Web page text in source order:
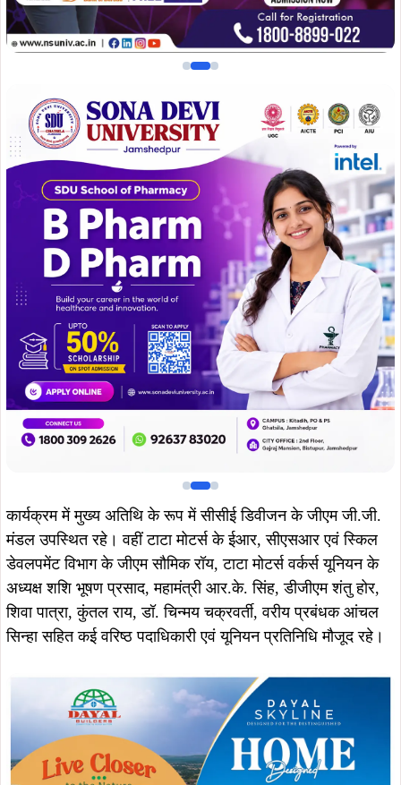
कार्यक्रम में मुख्य अतिथि के रूप में सीसीई डिवीजन के जीएम जी.जी.
मंडल उपस्थित रहे। वहीं टाटा मोटर्स के ईआर, सीएसआर एवं स्किल
डेवलपमेंट विभाग के जीएम सौमिक रॉय, टाटा मोटर्स वर्कर्स यूनियन के
अध्यक्ष शशि भूषण प्रसाद, महामंत्री आर.के. सिंह, डीजीएम शंतु होर,
शिवा पात्रा, कुंतल राय, डॉ. चिन्मय चक्रवर्ती, वरीय प्रबंधक आंचल
सिन्हा सहित कई वरिष्ठ पदाधिकारी एवं यूनियन प्रतिनिधि मौजूद रहे।